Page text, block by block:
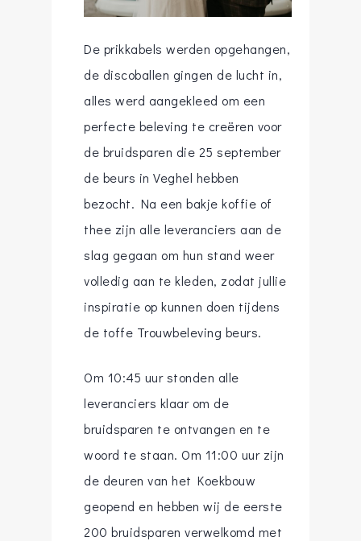
De prikkabels werden opgehangen,
de discoballen gingen de lucht in,
alles werd aangekleed om een
perfecte beleving te creëren voor
de bruidsparen die 25 september
de beurs in Veghel hebben
bezocht. Na een bakje koffie of
thee zijn alle leveranciers aan de
slag gegaan om hun stand weer
volledig aan te kleden, zodat jullie
inspiratie op kunnen doen tijdens
de toffe Trouwbeleving beurs.
Om 10:45 uur stonden alle
leveranciers klaar om de
bruidsparen te ontvangen en te
woord te staan. Om 11:00 uur zijn
de deuren van het Koekbouw
geopend en hebben wij de eerste
200 bruidsparen verwelkomd met